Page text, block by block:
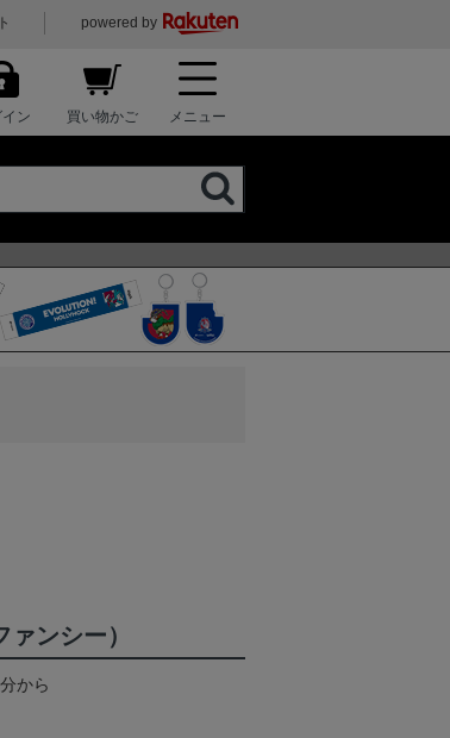
powered by
イン 買い物かご メニュー
ンシー）
から